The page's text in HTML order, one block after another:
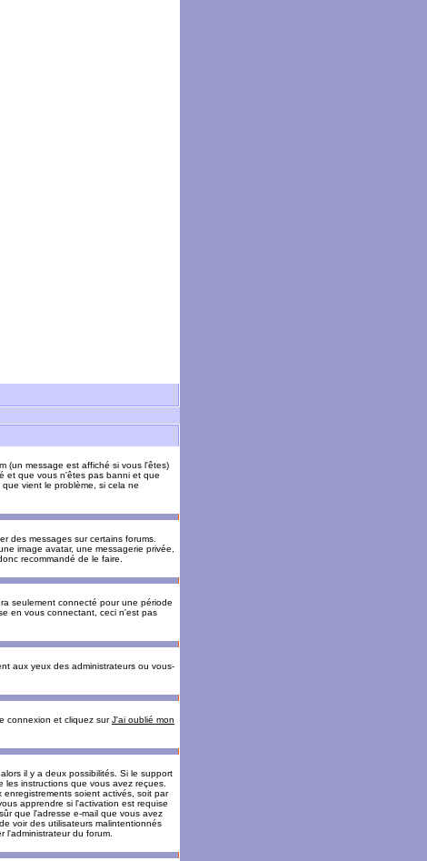
(un message est affiché si vous l'êtes)
et que vous n'êtes pas banni et que
vient le problème, si cela ne
des messages sur certains forums.
image avatar, une messagerie privée,
recommandé de le faire.
seulement connecté pour une période
en vous connectant, ceci n'est pas
aux yeux des administrateurs ou vous-
connexion et cliquez surJ'ai oublié mon
il y a deux possibilités. Si le support
les instructions que vous avez reçues.
soient activés, soit par
apprendre si l'activation est requise
que l'adresse e-mail que vous avez
voir des utilisateurs malintentionnés
l'administrateur du forum.